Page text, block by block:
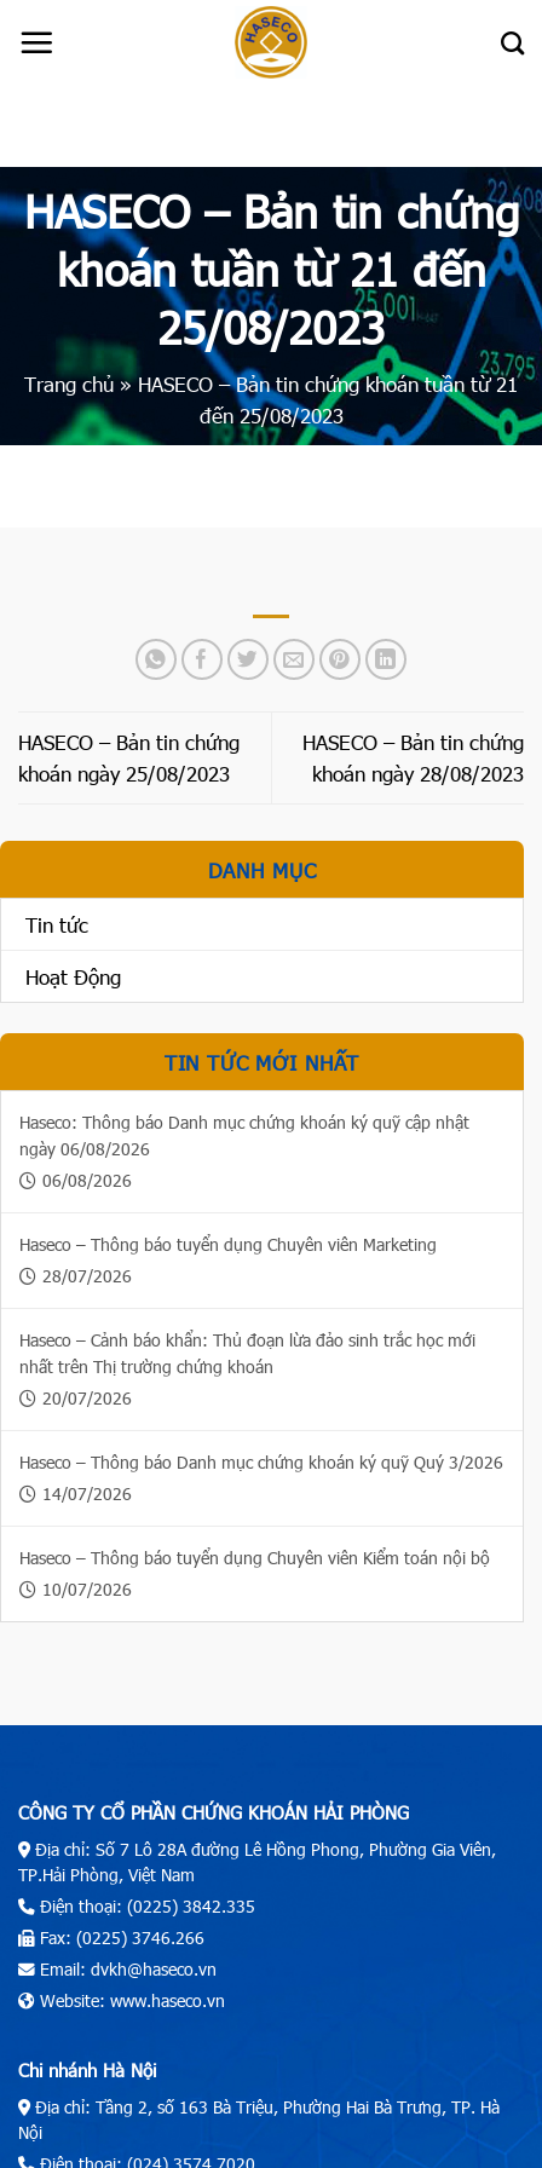
HASECO – Bản tin chứng
khoán tuần từ 21 đến
25/08/2023
Trang chủ»HASECO – Bản tin chứng khoán tuần từ 21
đến 25/08/2023
HASECO – Bản tin chứng
khoán ngày 25/08/2023
HASECO – Bản tin chứng
khoán ngày 28/08/2023
DANH MỤC
Tin tức
Hoạt Động
TIN TỨC MỚI NHẤT
Haseco: Thông báo Danh mục chứng khoán ký quỹ cập nhật
ngày 06/08/2026
06/08/2026
Haseco – Thông báo tuyển dụng Chuyên viên Marketing
28/07/2026
Haseco – Cảnh báo khẩn: Thủ đoạn lừa đảo sinh trắc học mới
nhất trên Thị trường chứng khoán
20/07/2026
Haseco – Thông báo Danh mục chứng khoán ký quỹ Quý 3/2026
14/07/2026
Haseco – Thông báo tuyển dụng Chuyên viên Kiểm toán nội bộ
10/07/2026
CÔNG TY CỔ PHẦN CHỨNG KHOÁN HẢI PHÒNG
Địa chỉ: Số 7 Lô 28A đường Lê Hồng Phong, Phường Gia Viên,
TP.Hải Phòng, Việt Nam
Điện thoại: (0225) 3842.335
Fax: (0225) 3746.266
Email: dvkh@haseco.vn
Website: www.haseco.vn
Chi nhánh Hà Nội
Địa chỉ: Tầng 2, số 163 Bà Triệu, Phường Hai Bà Trưng, TP. Hà
Nội